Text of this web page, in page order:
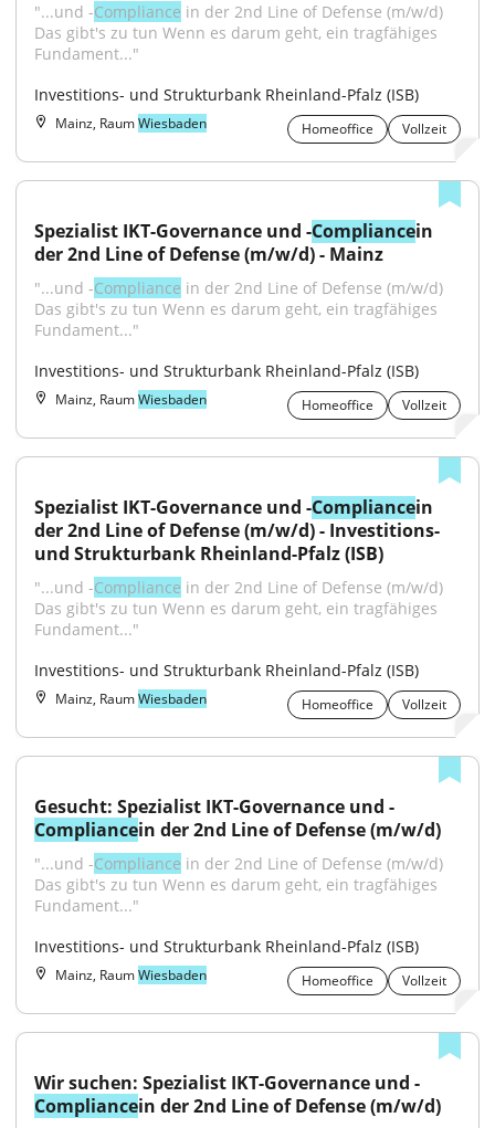
"...und -Compliance in der 2nd Line of Defense (m/w/d)
Das gibt's zu tun Wenn es darum geht, ein tragfähiges
Fundament..."
Investitions- und Strukturbank Rheinland-Pfalz (ISB)
Mainz, RaumWiesbaden Homeoffice Vollzeit
Spezialist IKT-Governance und -Compliancein
der 2nd Line of Defense (m/w/d) - Mainz
"...und -Compliance in der 2nd Line of Defense (m/w/d)
Das gibt's zu tun Wenn es darum geht, ein tragfähiges
Fundament..."
Investitions- und Strukturbank Rheinland-Pfalz (ISB)
Mainz, RaumWiesbaden Homeoffice Vollzeit
Spezialist IKT-Governance und -Compliancein
der 2nd Line of Defense (m/w/d) - Investitions-
und Strukturbank Rheinland-Pfalz (ISB)
"...und -Compliance in der 2nd Line of Defense (m/w/d)
Das gibt's zu tun Wenn es darum geht, ein tragfähiges
Fundament..."
Investitions- und Strukturbank Rheinland-Pfalz (ISB)
Mainz, RaumWiesbaden Homeoffice Vollzeit
Gesucht: Spezialist IKT-Governance und -
Compliancein der 2nd Line of Defense (m/w/d)
"...und -Compliance in der 2nd Line of Defense (m/w/d)
Das gibt's zu tun Wenn es darum geht, ein tragfähiges
Fundament..."
Investitions- und Strukturbank Rheinland-Pfalz (ISB)
Mainz, RaumWiesbaden Homeoffice Vollzeit
Wir suchen: Spezialist IKT-Governance und -
Compliancein der 2nd Line of Defense (m/w/d)